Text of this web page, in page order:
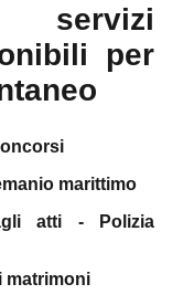
per
marittimo
atti - Polizia
matrimoni